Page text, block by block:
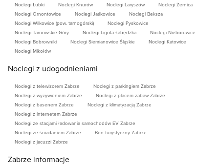
doStrefy ekonomicznej Gliwice11 km / 12 min
doEuropy Centralnej przez A110,8 km / 12 min
doKopalni Gudo
5,4 /12 min
doSzybu Maciej
Dworzec PKP ZABRZE
Dworzec PKP GLIWICE5,6 km/ 12 min
* Podane ceny obowiązują wyłącznie przy ciągłości
pobytu (nie odliczamy weekendów)
* Rezerwacje telefoniczną zapewnia wpłacenie
ustalonej telefonicznie kwoty zaliczki na konto
Noclegi Łubki
Noclegi Knurów Noclegi Laryszów
Noclegi Żernica
Noclegi Ornontowice
Noclegi Jaśkowice
Noclegi Beksza
Noclegi Wilkowice (pow. tarnogórski)
Noclegi Pyskowice
Noclegi Tarnowskie Góry
Noclegi Ligota Łabędzka
Noclegi Nieborowice
Noclegi Bobrowniki
Noclegi Siemianowice Śląskie
Noclegi Katowice
Noclegi Mikołów
Noclegi z udogodnieniami
Noclegi z telewizorem Zabrze
Noclegi z parkingiem Zabrze
Noclegi z wyżywieniem Zabrze
Noclegi z placem zabaw Zabrze
Noclegi z basenem Zabrze
Noclegi z klimatyzacją Zabrze
Noclegi z internetem Zabrze
Noclegi ze stacjami ładowania samochodów EV Zabrze
Noclegi ze śniadaniem Zabrze
Bon turystyczny Zabrze
Noclegi z jacuzzi Zabrze
Zabrze informacje